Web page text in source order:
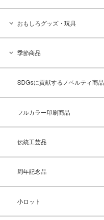
おもしろグッズ・玩具
季節商品
SDGsに貢献するノベルティ商品
フルカラー印刷商品
伝統工芸品
周年記念品
小ロット